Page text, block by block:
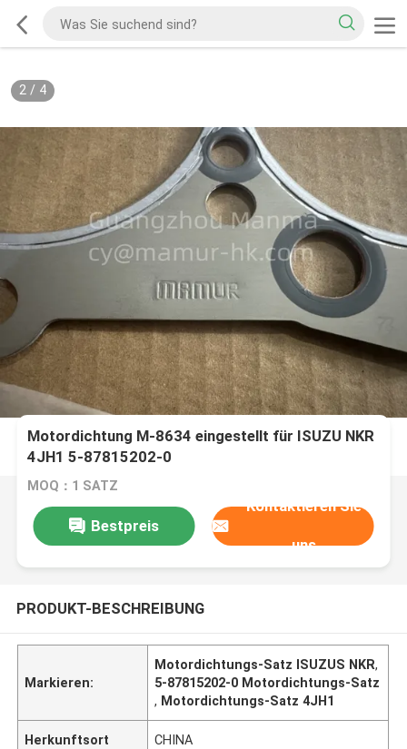
2/ 4
Motordichtung M-8634 eingestellt für ISUZU NKR
4JH1 5-87815202-0
MOQ：1 SATZ
Bestpreis
Kontaktieren Sie
uns
PRODUKT-BESCHREIBUNG
Markieren:
Motordichtungs-Satz ISUZUS NKR,
5-87815202-0 Motordichtungs-Satz
, Motordichtungs-Satz 4JH1
Herkunftsort CHINA